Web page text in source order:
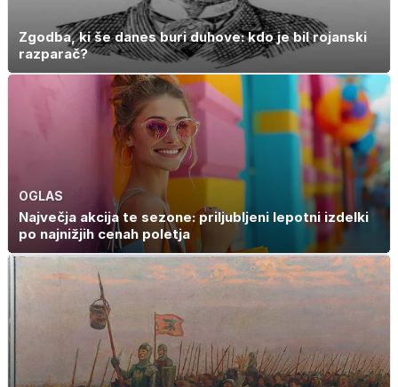
Zgodba, ki še danes buri duhove: kdo je bil rojanski
razparač?
OGLAS
Največja akcija te sezone: priljubljeni lepotni izdelki
po najnižjih cenah poletja